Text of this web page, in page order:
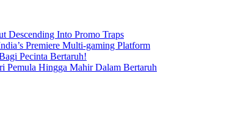
Descending Into Promo Traps
Premiere Multi-gaming Platform
Pecinta Bertaruh!
Pemula Hingga Mahir Dalam Bertaruh